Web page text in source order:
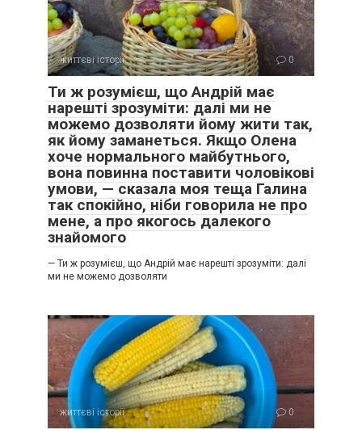
життєві історії 0
Ти ж розумієш, що Андрій має
нарешті зрозуміти: далі ми не
можемо дозволяти йому жити так,
як йому заманеться. Якщо Олена
хоче нормального майбутнього,
вона повинна поставити чоловікові
умови, — сказала моя теща Галина
так спокійно, ніби говорила не про
мене, а про якогось далекого
знайомого
— Ти ж розумієш, що Андрій має нарешті зрозуміти: далі
ми не можемо дозволяти
життєві історії 0